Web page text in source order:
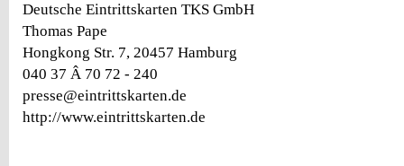
Deutsche Eintrittskarten TKS GmbH
Thomas Pape
Hongkong Str. 7, 20457 Hamburg
040 37 Â 70 72 - 240
presse@eintrittskarten.de
http://www.eintrittskarten.de